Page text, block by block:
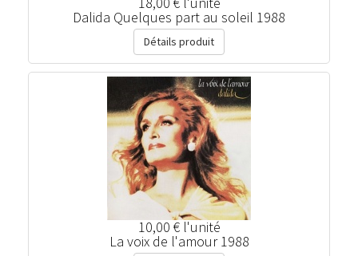
Dalida Quelques part au soleil 1988
Détails produit
10,00 € l'unité
La voix de l'amour 1988